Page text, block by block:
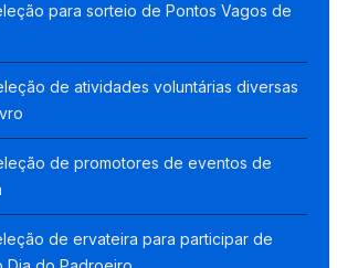
para sorteio de Pontos Vagos de
de atividades voluntárias diversas
de promotores de eventos de
de ervateira para participar de